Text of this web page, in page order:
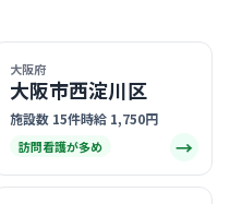
大阪府
大阪市西淀川区
施設数 15件時給 1,750円
訪問看護が多め →